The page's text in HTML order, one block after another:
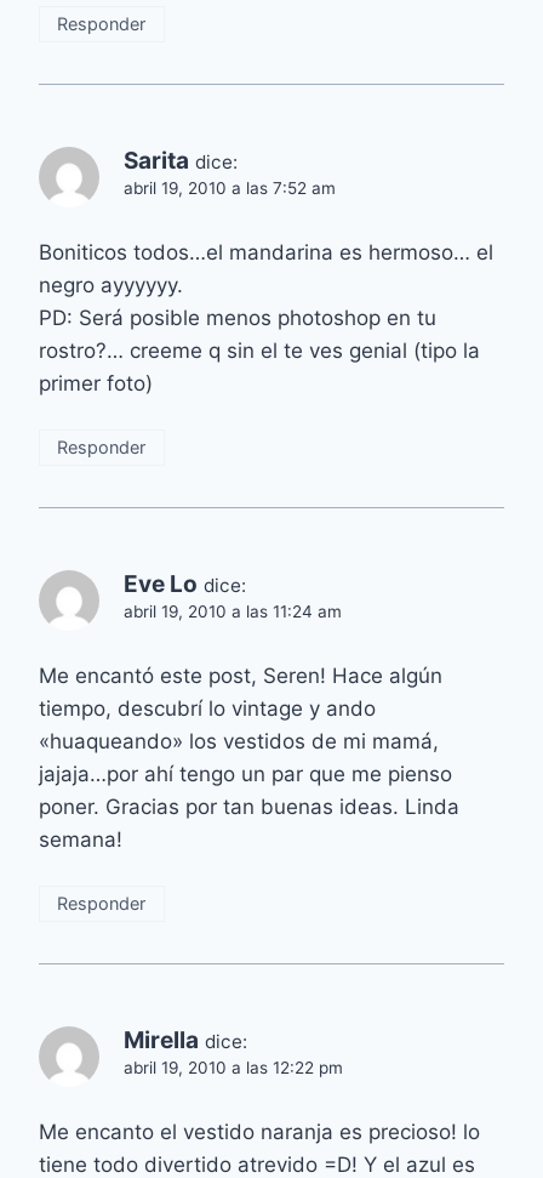
Responder
Sarita dice:
abril 19, 2010 a las 7:52 am
Boniticos todos…el mandarina es hermoso… el
negro ayyyyyy.
PD: Será posible menos photoshop en tu
rostro?… creeme q sin el te ves genial (tipo la
primer foto)
Responder
Eve Lo dice:
abril 19, 2010 a las 11:24 am
Me encantó este post, Seren! Hace algún
tiempo, descubrí lo vintage y ando
«huaqueando» los vestidos de mi mamá,
jajaja…por ahí tengo un par que me pienso
poner. Gracias por tan buenas ideas. Linda
semana!
Responder
Mirella dice:
abril 19, 2010 a las 12:22 pm
Me encanto el vestido naranja es precioso! lo
tiene todo divertido atrevido =D! Y el azul es